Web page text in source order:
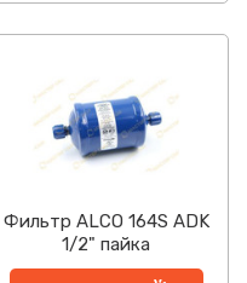
Фильтр ALCO 164S ADK
1/2" пайка